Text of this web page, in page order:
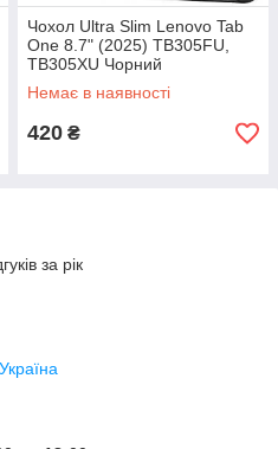
Чохол Ultra Slim Lenovo Tab
One 8.7" (2025) TB305FU,
TB305XU Чорний
Немає в наявності
420 ₴
за рік